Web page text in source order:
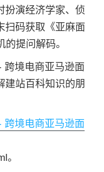
扮演经济学家、侦
扫码获取《亚麻面
提问解码。
跨境电商亚马逊面
建站百科知识的朋
跨境电商亚马逊面
。